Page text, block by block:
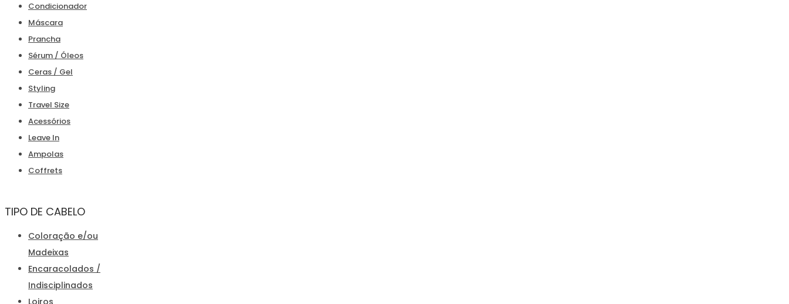
Condicionador
Máscara
Prancha
Sérum / Óleos
Ceras / Gel
Styling
Travel Size
Acessórios
Leave In
Ampolas
Coffrets
TIPO DE CABELO
Coloração e/ou
Madeixas
Encaracolados /
Indisciplinados
Loiros